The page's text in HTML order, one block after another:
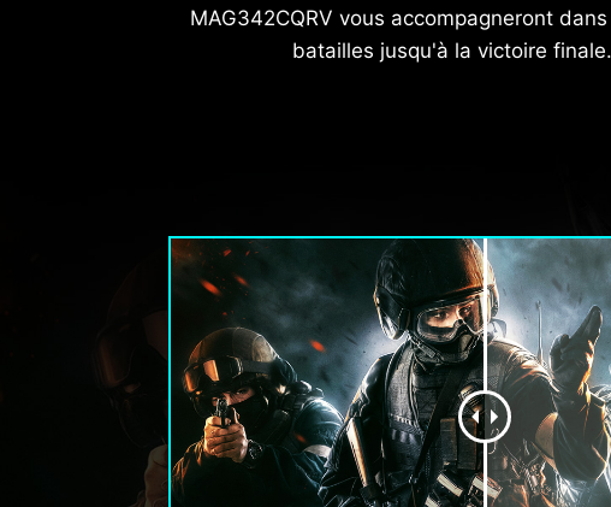
MAG342CQRV vous accompagneront
batailles jusqu'à la victoire finale.